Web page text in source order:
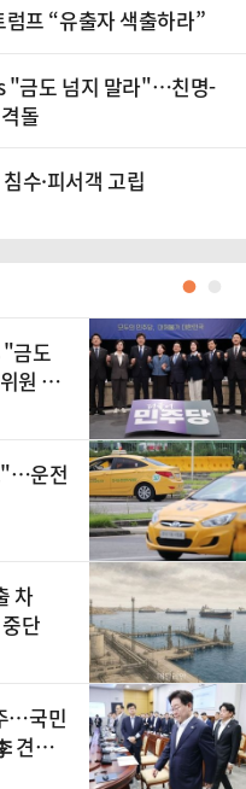
럼프 “유출자 색출하라”
"금도 넘지 말라"…친명-
돌
수·피서객 고립
●
금도
원 후
"…운전
차
단
…국민
견제